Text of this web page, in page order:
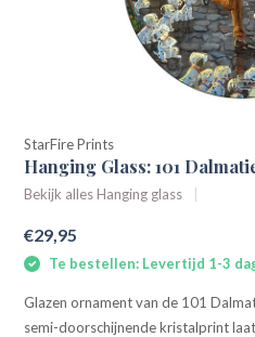
StarFire Prints
Hanging Glass: 101
Bekijk alles Hanging glass
€29,95
Te bestellen: Levertijd 1-3
Glazen ornament van de 101
semi-doorschijnende kristalprint